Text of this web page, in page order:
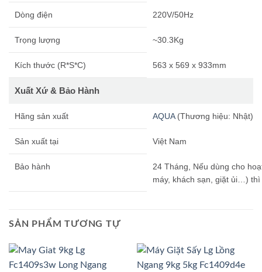
Dòng điện 220V/50Hz
Trọng lượng ~30.3Kg
Kích thước (R*S*C) 563 x 569 x 933mm
Xuất Xứ & Bảo Hành
Hãng sản xuất AQUA(Thương hiệu: Nhật)
Sản xuất tại Việt Nam
Bảo hành
24 Tháng, Nếu dùng cho
máy, khách sạn, giặt ủi…)
SẢN PHẨM TƯƠNG TỰ